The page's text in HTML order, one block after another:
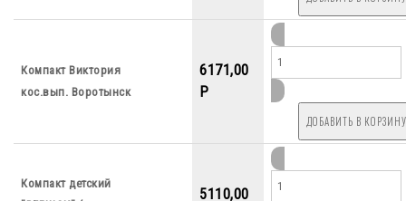
Компакт Виктория
кос.вып. Воротынск
6171,00
P
Компакт детский
5110,00